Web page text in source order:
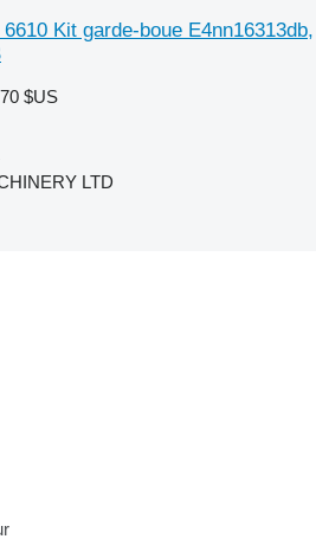
Kit garde-boue E4nn16313db,
$US
LTD